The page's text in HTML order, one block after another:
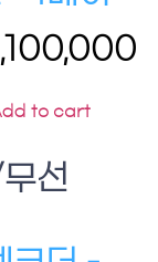
to cart
선